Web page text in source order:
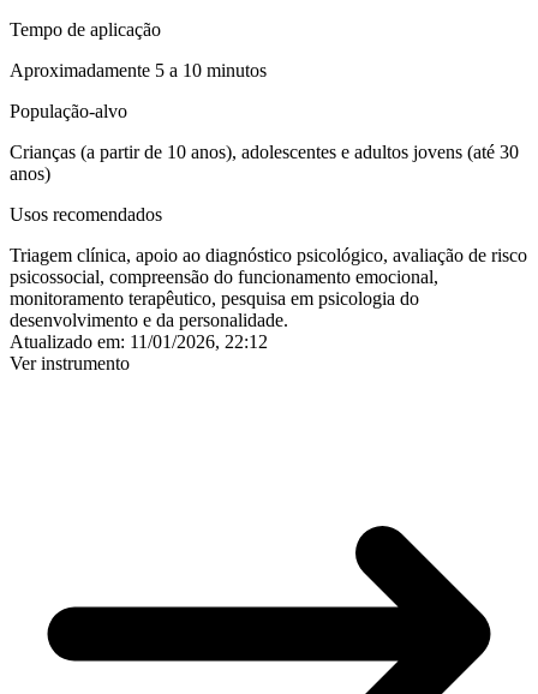
Tempo de aplicação
Aproximadamente 5 a 10 minutos
População-alvo
Crianças (a partir de 10 anos), adolescentes e adultos jovens (até 30
anos)
Usos recomendados
Triagem clínica, apoio ao diagnóstico psicológico, avaliação de risco
psicossocial, compreensão do funcionamento emocional,
monitoramento terapêutico, pesquisa em psicologia do
desenvolvimento e da personalidade.
Atualizado em: 11/01/2026, 22:12
Ver instrumento